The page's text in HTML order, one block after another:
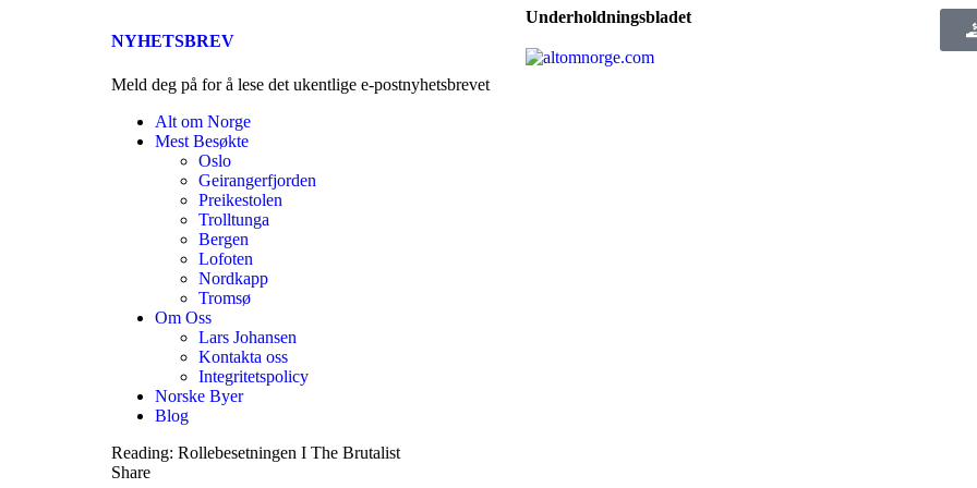
NYHETSBREV
Meld deg på for å lese det ukentlige e-postnyhetsbrevet
Underholdningsbladet
Alt om Norge
Mest Besøkte
Oslo
Geirangerfjorden
Preikestolen
Trolltunga
Bergen
Lofoten
Nordkapp
Tromsø
Om Oss
Lars Johansen
Kontakta oss
Integritetspolicy
Norske Byer
Blog
Reading: Rollebesetningen I The Brutalist
Share